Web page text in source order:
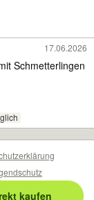
17.06.2026
Schmetterlingen
kaufen
melden